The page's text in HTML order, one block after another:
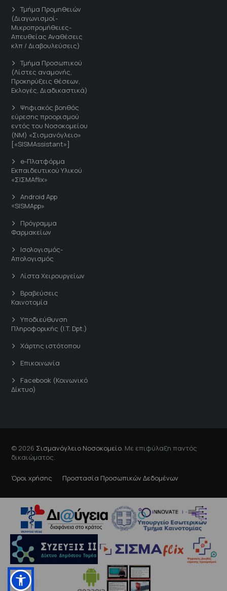
Τμήμα Προμηθειών
(Διαγωνισμοί-
Μικροπρομήθειες-
Απευθείας Αναθέσεις
κλπ / Διαβουλεύσεις)
Τμήμα Προσωπικού
(Λίστες αναμονής,
Προκηρύξεις θέσεων,
Εκλογές, Διαδικαστικά)
Ψηφιακός βοηθός
εύρεσης προορισμού
εντός του Νοσοκομείου
(ΝΜ) «Σισμανόγλειο»
[«SISMAssistant»]
e-Πλατφόρμα
Εκπαιδευτικού Υλικού
«ΣΙΣΜΑflix»
Android App
«SISMApp»
Πρόγραμμα
Φαρμακείων
Ισολογισμός-
Απολογισμός
Λίστα Χειρουργείων
Βραβεύσεις
Καινοτομία
Υποδιεύθυνση
Πληροφορικής (I.T. Dpt.)
Χάρτης ιστότοπου
Επικοινωνία
Facebook (Κοινωνικό
Δίκτυο)
© 2026 Σισμανόγλειο Νοσοκομείο . Με επιφύλαξη παντός
δικαιώματος.
Όροι χρήσης Προστασία Προσωπικών Δεδομένων